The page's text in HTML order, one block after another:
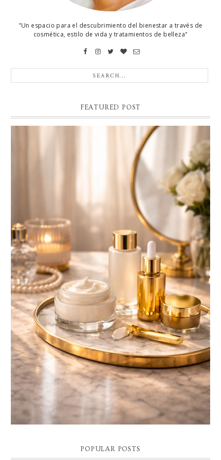
"Un espacio para el descubrimiento del bienestar a través de
cosmética, estilo de vida y tratamientos de belleza"
FEATURED POST
BELLEZA CONSCIENTE: EL LUJO SILENCIOSO QUE
TRANSFORMA TU PIEL Y TU BIENESTAR
Descubre cómo la belleza consciente, el skincare de lujo y la cosmética
premium se convierten en el nuevo ritual de bienestar. El final de...
POPULAR POSTS